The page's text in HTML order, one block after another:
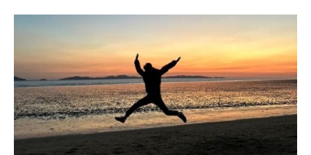
은 바로 정보보안기술연구소의 정OO 대리님입니다. 진심
으로 축하드리며, 포상인 1백만 페이코 포인트와 힐링휴가
2일과 함께 2024년 올